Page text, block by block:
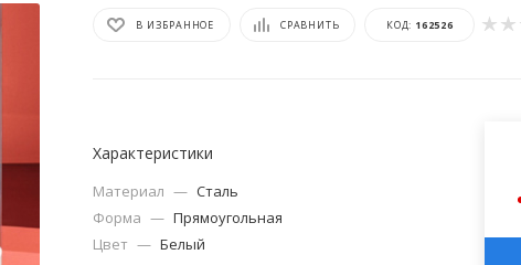
В ИЗБРАННОЕ СРАВНИТЬ КОД: 162526
Характеристики
Материал — Сталь
Форма — Прямоугольная
Цвет — Белый